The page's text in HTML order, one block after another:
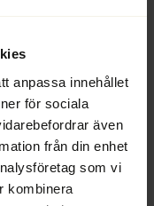
anpassa innehållet
för sociala
även
från din enhet
som vi
kombinera
rättsfall
vi skulle
I 20 år
raka av